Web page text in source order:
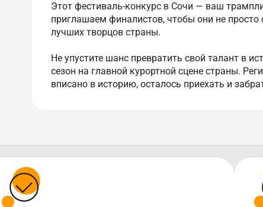
Этот фестиваль-конкурс в Сочи — ваш
приглашаем финалистов, чтобы они не
лучших творцов страны.
Не упустите шанс превратить свой талант в
сезон на главной курортной сцене страны.
вписано в историю, осталось приехать и